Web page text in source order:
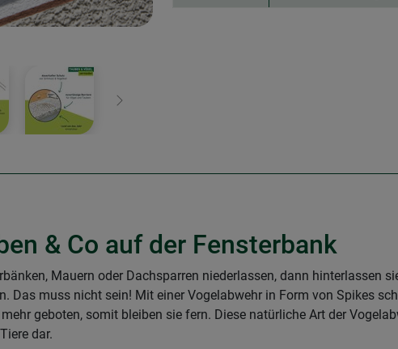
Weiter
& Co auf der Fensterbank
Mauern oder Dachsparren niederlassen, dann hinterlassen
Das muss nicht sein! Mit einer Vogelabwehr in Form von Spikes
geboten, somit bleiben sie fern. Diese natürliche Art der
dar.